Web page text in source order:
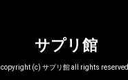
サプリ館
copyright (c) サプリ館 all rights reserved.